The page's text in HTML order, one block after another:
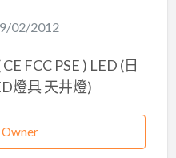
02/2012
FCC PSE ) LED (日
燈具 天井燈)